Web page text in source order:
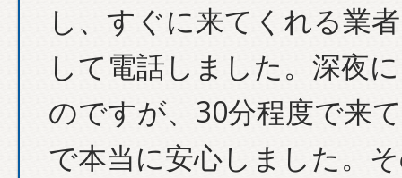
し、すぐに来てくれる業
して電話しました。深夜
のですが、30分程度で来
で本当に安心しました。